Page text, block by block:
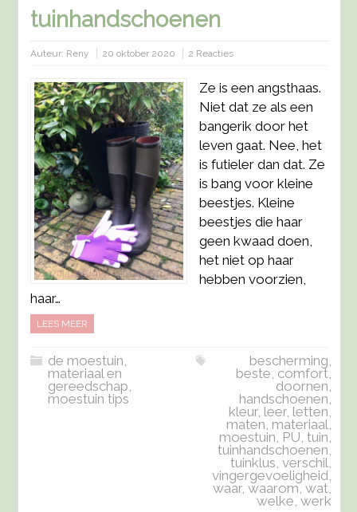
tuinhandschoenen
Auteur: Reny 20 oktober 2020 2 Reacties
Ze is een angsthaas.
Niet dat ze als een
bangerik door het
leven gaat. Nee, het
is futieler dan dat. Ze
is bang voor kleine
beestjes. Kleine
beestjes die haar
geen kwaad doen,
het niet op haar
hebben voorzien,
haar…
LEES MEER
de moestuin
materiaal en
gereedschap
moestuin tips
bescherming
beste comfort
doornen
handschoenen
kleur, leer, letten
maten materiaal
moestuin PU tuin
tuinhandschoenen
tuinklus verschil
vingergevoeligheid
waar, waarom, wat
welke werk